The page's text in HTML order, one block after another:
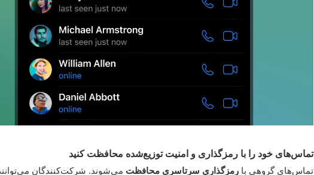
تماس‌های خود را با رمزگذاری و امنیت توزیع‌شده محافظت کنید
تماس‌های گروهی با رمزگذاری سرتاسری محافظت می‌شوند. شرکت‌کنندگان